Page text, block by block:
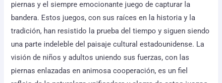
piernas y el siempre emocionante juego de capturar la
bandera. Estos juegos, con sus raíces en la historia y la
tradición, han resistido la prueba del tiempo y siguen siendo
una parte indeleble del paisaje cultural estadounidense. La
visión de niños y adultos uniendo sus fuerzas, con las
piernas enlazadas en animosa cooperación, es un fiel